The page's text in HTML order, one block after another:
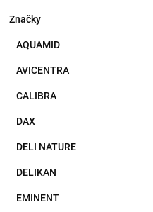
Značky
AQUAMID
AVICENTRA
CALIBRA
DAX
DELI NATURE
DELIKAN
EMINENT